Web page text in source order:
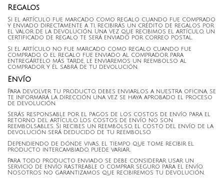
Regalos
Si el artículo fue marcado como regalo cuando fue comprado
y enviado directamente a ti, recibirás un crédito de regalos por
el valor de la devolución. Una vez que recibimos el artículo, un
certificado de regalo te será enviado por correo postal.
Si el artículo no fue marcado como regalo cuando fue
comprado, o el regalo fue enviado al comprador para
entregártelo más tarde, le enviaremos un reembolso al
comprador y él sabrá de tu devolución.
Envío
Para devolver tu producto, debes enviarlos a nuestra oficina, se
te informará la dirección una vez se haya aprobado el proceso
de devolución.
Serás responsable por el pagos de los costos de envío para el
retorno del artículo. Los costos de envío no son
reembolsables. Si recibes un reembolso, el costo del envío de la
devolución será deducido de tu reembolso.
Dependiendo de dónde vivas, el tiempo que tome recibir el
producto intercambiado, puede variar.
Para todo producto enviado se debe considerar usar un
servicio de envío rastreable o comprar seguro para el envío.
Nosotros no garantizamos que recibiremos tu devolución.